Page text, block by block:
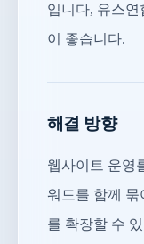
입니다, 유스
이 좋습니다.
해결 방향
웹사이트 운영
워드를 함께
를 확장할 수